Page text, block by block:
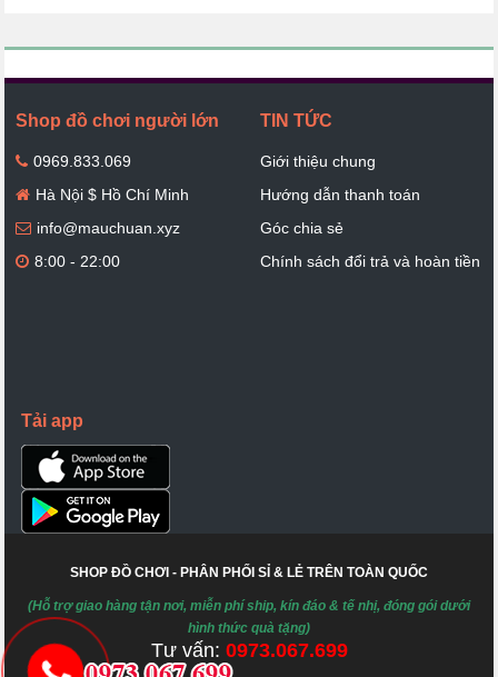
Shop đồ chơi người lớn
0969.833.069
Hà Nội $ Hồ Chí Minh
info@mauchuan.xyz
8:00 - 22:00
TIN TỨC
Giới thiệu chung
Hướng dẫn thanh toán
Góc chia sẻ
Chính sách đổi trả và hoàn tiền
Tải app
SHOP ĐỒ CHƠI - PHÂN PHỐI SỈ & LẺ TRÊN TOÀN QUỐC
(Hỗ trợ giao hàng tận nơi, miễn phí ship, kín đáo & tế nhị, đóng gói dưới
hình thức quà tặng)
Tư vấn: 0973.067.699